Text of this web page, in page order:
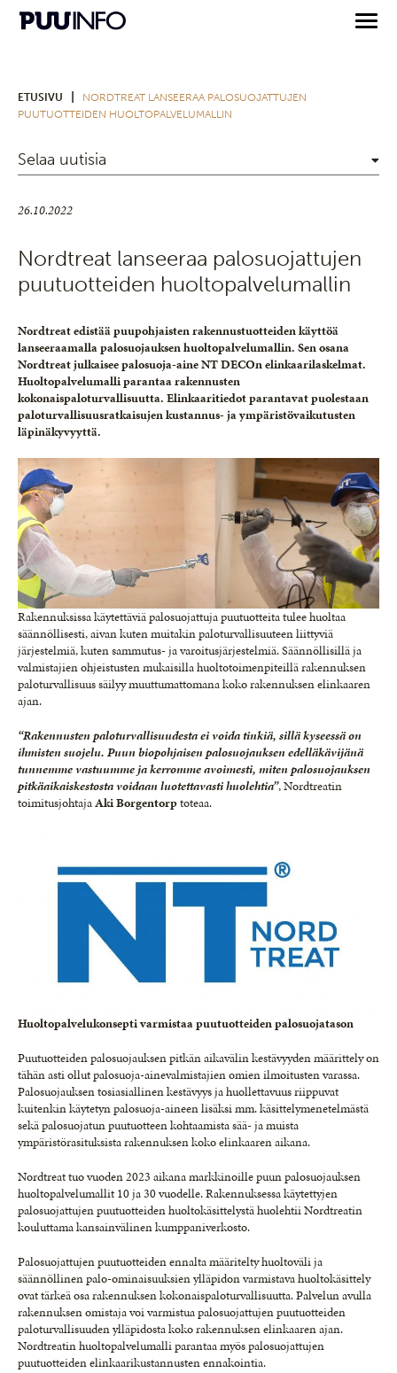
ETUSIVU
NORDTREAT LANSEERAA PALOSUOJATTUJEN
PUUTUOTTEIDEN HUOLTOPALVELUMALLIN
Selaa uutisia
26.10.2022
Nordtreat lanseeraa palosuojattujen
puutuotteiden huoltopalvelumallin
Nordtreat edistää puupohjaisten rakennustuotteiden käyttöä
lanseeraamalla palosuojauksen huoltopalvelumallin. Sen osana
Nordtreat julkaisee palosuoja-aine NT DECOn elinkaarilaskelmat.
Huoltopalvelumalli parantaa rakennusten
kokonaispaloturvallisuutta. Elinkaaritiedot parantavat puolestaan
paloturvallisuusratkaisujen kustannus- ja ympäristövaikutusten
läpinäkyvyyttä.
Rakennuksissa käytettäviä palosuojattuja puutuotteita tulee huoltaa
säännöllisesti, aivan kuten muitakin paloturvallisuuteen liittyviä
järjestelmiä, kuten sammutus- ja varoitusjärjestelmiä. Säännöllisillä ja
valmistajien ohjeistusten mukaisilla huoltotoimenpiteillä rakennuksen
paloturvallisuus säilyy muuttumattomana koko rakennuksen elinkaaren
ajan.
“Rakennusten paloturvallisuudesta ei voida tinkiä, sillä kyseessä on
ihmisten suojelu. Puun biopohjaisen palosuojauksen edelläkävijänä
tunnemme vastuumme ja kerromme avoimesti, miten palosuojauksen
pitkäaikaiskestosta voidaan luotettavasti huolehtia”, Nordtreatin
toimitusjohtajaAki Borgentorptoteaa.
Huoltopalvelukonsepti varmistaa puutuotteiden palosuojatason
Puutuotteiden palosuojauksen pitkän aikavälin kestävyyden määrittely on
tähän asti ollut palosuoja-ainevalmistajien omien ilmoitusten varassa.
Palosuojauksen tosiasiallinen kestävyys ja huollettavuus riippuvat
kuitenkin käytetyn palosuoja-aineen lisäksi mm. käsittelymenetelmästä
sekä palosuojatun puutuotteen kohtaamista sää- ja muista
ympäristörasituksista rakennuksen koko elinkaaren aikana.
Nordtreat tuo vuoden 2023 aikana markkinoille puun palosuojauksen
huoltopalvelumallit 10 ja 30 vuodelle. Rakennuksessa käytettyjen
palosuojattujen puutuotteiden huoltokäsittelystä huolehtii Nordtreatin
kouluttama kansainvälinen kumppaniverkosto.
Palosuojattujen puutuotteiden ennalta määritelty huoltoväli ja
säännöllinen palo-ominaisuuksien ylläpidon varmistava huoltokäsittely
ovat tärkeä osa rakennuksen kokonaispaloturvallisuutta. Palvelun avulla
rakennuksen omistaja voi varmistua palosuojattujen puutuotteiden
paloturvallisuuden ylläpidosta koko rakennuksen elinkaaren ajan.
Nordtreatin huoltopalvelumalli parantaa myös palosuojattujen
puutuotteiden elinkaarikustannusten ennakointia.